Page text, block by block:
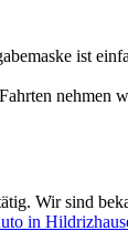
ist
nehmen
Wir sind
in